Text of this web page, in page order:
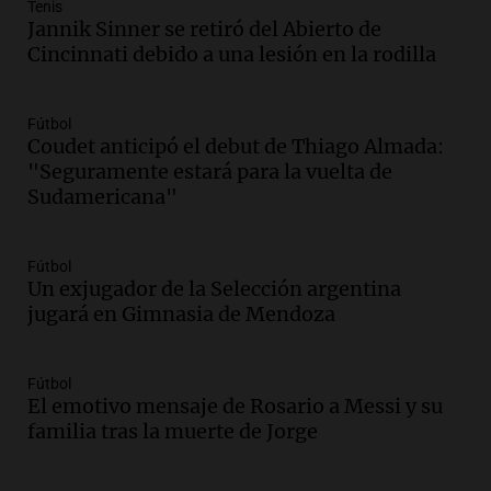
Episodios
Audio. La UNT evalúa apelación ante la
Pagani como rector
Panorama Federal
Audio.El cardenal Ángel Rossi advirtió
Santa Misa
Episodios
Audio.La Bulaya se prepara para el cierre
participación de miles de visitantes
Panorama Federal
Episodios
Tenis
Jannik Sinner se retiró del Abierto de
Cincinnati debido a una lesión en la rodilla
Fútbol
Coudet anticipó el debut de Thiago Almada:
"Seguramente estará para la vuelta de
Sudamericana"
Fútbol
Un exjugador de la Selección argentina
jugará en Gimnasia de Mendoza
Fútbol
El emotivo mensaje de Rosario a Messi y su
familia tras la muerte de Jorge